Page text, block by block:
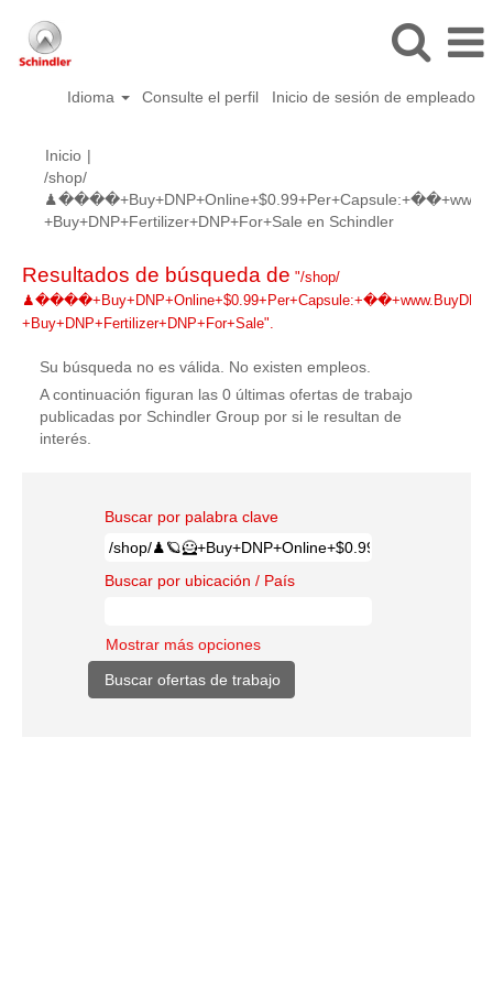
Idioma Consulte el perfil Inicio de sesión de empleado
Inicio |
/shop/
+Buy+DNP+Fertilizer+DNP+For+Sale en Schindler(página
Resultados de búsqueda de "/shop/
+Buy+DNP+Fertilizer+DNP+For+Sale".
Su búsqueda no es válida. No existen empleos.
A continuación figuran las 0 últimas ofertas de trabajo
publicadas por Schindler Group por si le resultan de
interés.
Buscar por palabra clave
Buscar por ubicación / País
Mostrar más opciones